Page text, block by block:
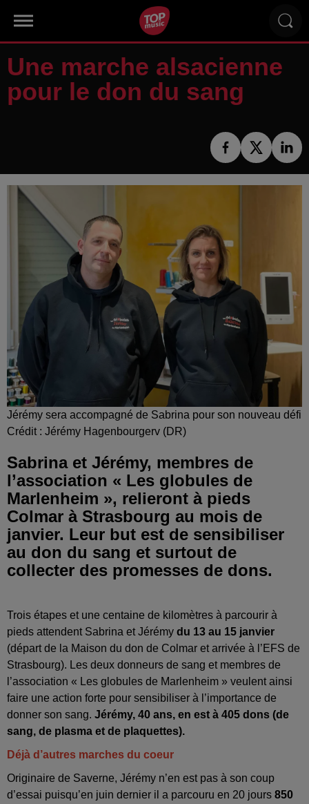
Une marche alsacienne
pour le don du sang
Jérémy sera accompagné de Sabrina pour son nouveau défi
Crédit : Jérémy Hagenbourgerv (DR)
Sabrina et Jérémy, membres de
l’association « Les globules de
Marlenheim », relieront à pieds
Colmar à Strasbourg au mois de
janvier. Leur but est de sensibiliser
au don du sang et surtout de
collecter des promesses de dons.
Trois étapes et une centaine de kilomètres à parcourir à
pieds attendent Sabrina et Jérémy du 13 au 15 janvier
(départ de la Maison du don de Colmar et arrivée à l’EFS de
Strasbourg). Les deux donneurs de sang et membres de
l’association « Les globules de Marlenheim » veulent ainsi
faire une action forte pour sensibiliser à l’importance de
donner son sang. Jérémy, 40 ans, en est à 405 dons (de
sang, de plasma et de plaquettes).
Déjà d’autres marches du coeur
Originaire de Saverne, Jérémy n’en est pas à son coup
d’essai puisqu’en juin dernier il a parcouru en 20 jours 850